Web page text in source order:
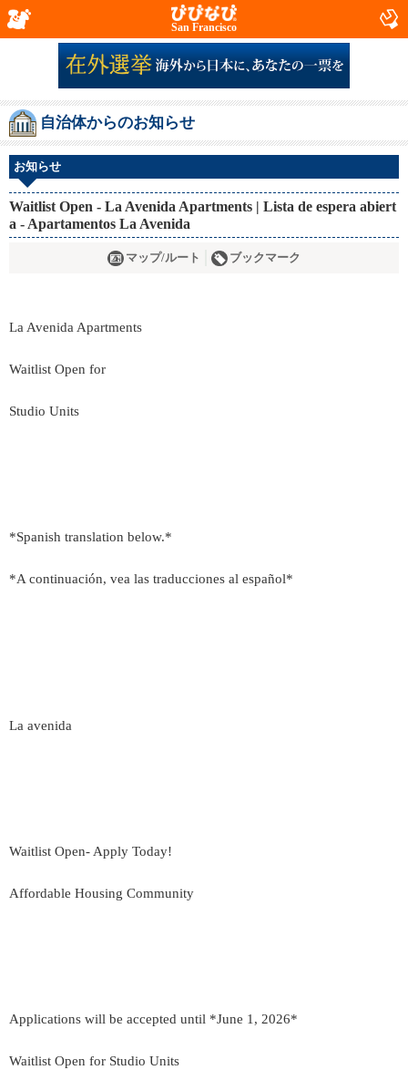
San Francisco
自治体からのお知らせ
お知らせ
Waitlist Open - La Avenida Apartments | Lista de espera abiert
a - Apartamentos La Avenida
マップ/ルート ブックマーク
La Avenida Apartments
Waitlist Open for
Studio Units
*Spanish translation below.*
*A continuación, vea las traducciones al español*
La avenida
Waitlist Open- Apply Today!
Affordable Housing Community
Applications will be accepted until *June 1, 2026*
Waitlist Open for Studio Units